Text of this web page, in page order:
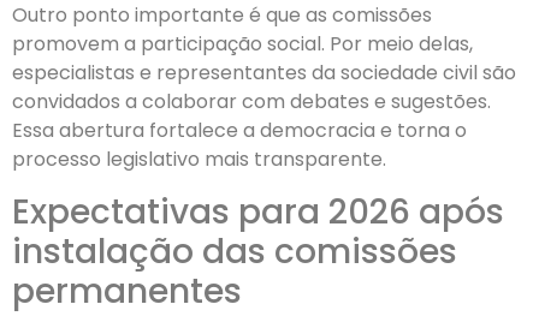
Outro ponto importante é que as comissões
promovem a participação social. Por meio delas,
especialistas e representantes da sociedade civil são
convidados a colaborar com debates e sugestões.
Essa abertura fortalece a democracia e torna o
processo legislativo mais transparente.
Expectativas para 2026 após
instalação das comissões
permanentes